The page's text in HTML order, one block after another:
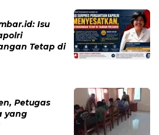
Isu
Tetap di
Petugas
yang